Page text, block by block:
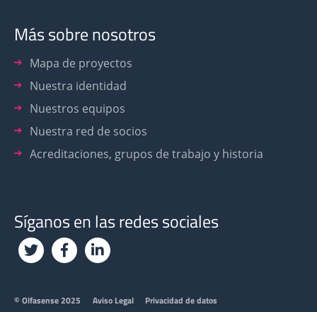
Más sobre nosotros
Mapa de proyectos
Nuestra identidad
Nuestros equipos
Nuestra red de socios
Acreditaciones, grupos de trabajo y historia
Síganos en las redes sociales
Footer
© Olfasense 2025 Aviso Legal Privacidad de datos